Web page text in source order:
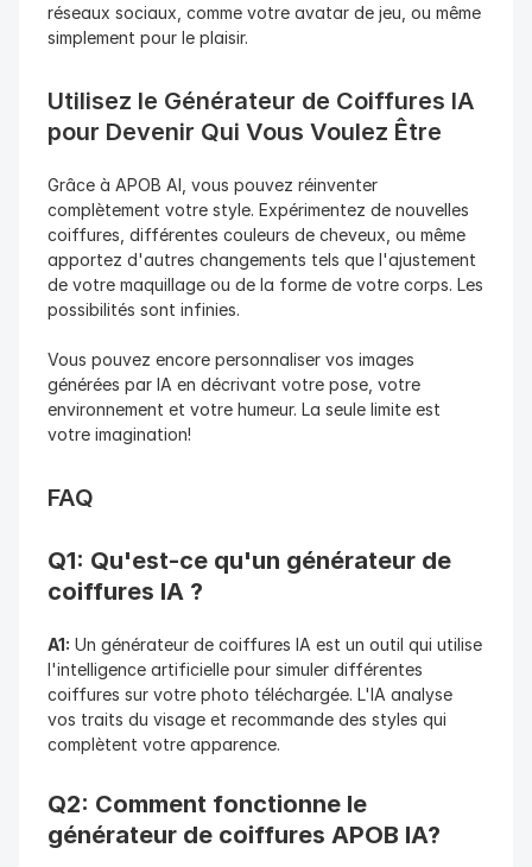
réseaux sociaux, comme votre avatar de jeu, ou même
simplement pour le plaisir.
Utilisez le Générateur de Coiffures IA
pour Devenir Qui Vous Voulez Être
Grâce à APOB AI, vous pouvez réinventer
complètement votre style. Expérimentez de nouvelles
coiffures, différentes couleurs de cheveux, ou même
apportez d'autres changements tels que l'ajustement
de votre maquillage ou de la forme de votre corps. Les
possibilités sont infinies.
Vous pouvez encore personnaliser vos images
générées par IA en décrivant votre pose, votre
environnement et votre humeur. La seule limite est
votre imagination!
FAQ
Q1: Qu'est-ce qu'un générateur de
coiffures IA ?
A1: Un générateur de coiffures IA est un outil qui utilise
l'intelligence artificielle pour simuler différentes
coiffures sur votre photo téléchargée. L'IA analyse
vos traits du visage et recommande des styles qui
complètent votre apparence.
Q2: Comment fonctionne le
générateur de coiffures APOB IA?